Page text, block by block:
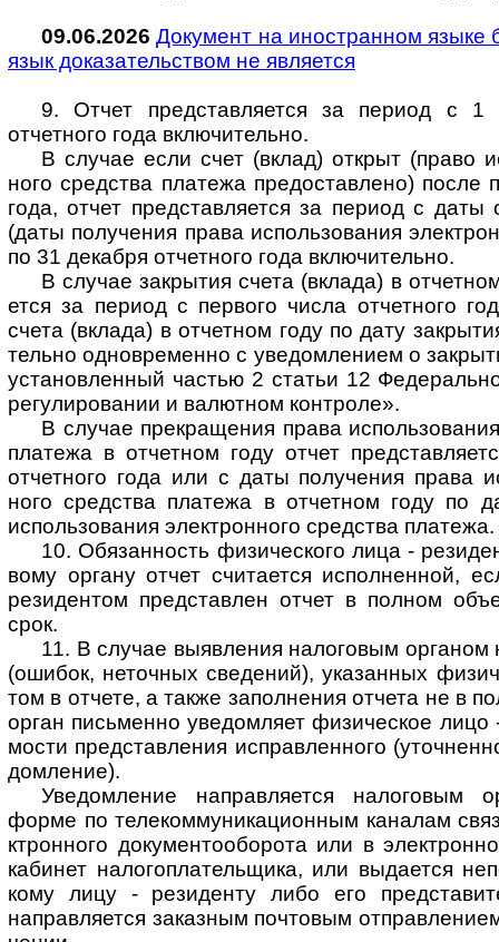
09.06.2026 Документ на иностранном языке
язык дока­за­тель­ст­вом не явля­ется
9. Отчет представляется за период с
отчетного года вклю­чи­тельно.
В случае если счет (вклад) открыт (право
ного сред­ства пла­тежа предо­став­лено) после
года, отчет пред­став­ля­ется за период с даты
(даты полу­че­ния права исполь­зо­ва­ния
по 31 дека­бря отчет­ного года вклю­чи­тельно.
В случае закрытия счета (вклада) в
ется за период с пер­вого числа отчет­ного
счета (вклада) в отчет­ном году по дату
тельно одно­вре­менно с уве­дом­ле­нием о
уста­нов­лен­ный час­тью 2 ста­тьи 12
регу­ли­ро­ва­нии и валют­ном конт­роле».
В случае прекращения права
пла­тежа в отчет­ном году отчет
отчет­ного года или с даты полу­че­ния права
ного сред­ства пла­тежа в отчет­ном году по
исполь­зо­ва­ния элект­рон­ного сред­ства пла­тежа.
10. Обязанность физического лица -
вому органу отчет счи­та­ется испол­нен­ной,
рези­ден­том пред­став­лен отчет в пол­ном
срок.
11. В случае выявления налоговым
(оши­бок, неточ­ных све­де­ний), ука­зан­ных
том в отчете, а также запол­не­ния отчета не в
орган пись­менно уве­дом­ляет физи­чес­кое
мо­сти пред­став­ле­ния исправ­лен­ного
дом­ле­ние).
Уведомление направляется налоговым
форме по теле­ком­му­ни­ка­ци­он­ным кана­лам
кт­рон­ного доку­мен­то­обо­рота или в
каби­нет нало­го­пла­тель­щика, или выда­ется
кому лицу - рези­денту либо его
направ­ля­ется заказ­ным поч­то­вым